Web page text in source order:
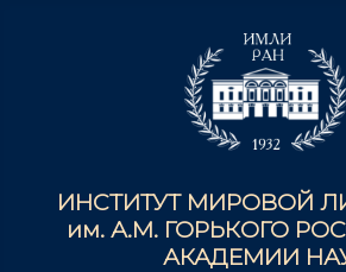
ИНСТИТУТ МИРОВОЙ
им. А.М. ГОРЬКОГО
АКАДЕМИИ